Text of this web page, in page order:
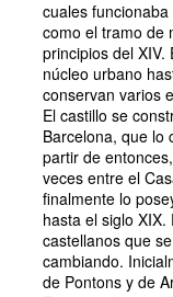
cuales
como el tramo de
principios del
núcleo urbano
conservan varios
El castillo se
Barcelona, que lo
partir de
veces entre el
finalmente lo
hasta el siglo
castellanos que
cambiando.
de Pontons y de